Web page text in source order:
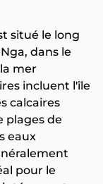
situé le long
dans le
mer
incluent l'île
calcaires
plages de
eaux
pour le